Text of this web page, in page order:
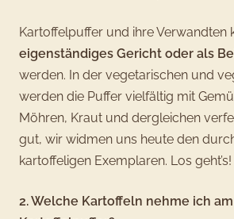
Kartoffelpuffer und ihre Verwandten
eigenständiges Gericht oder als
werden. In der vegetarischen und
werden die Puffer vielfältig mit
Möhren, Kraut und dergleichen
gut, wir widmen uns heute den
kartoffeligen Exemplaren. Los geht’s!
2. Welche Kartoffeln nehme ich